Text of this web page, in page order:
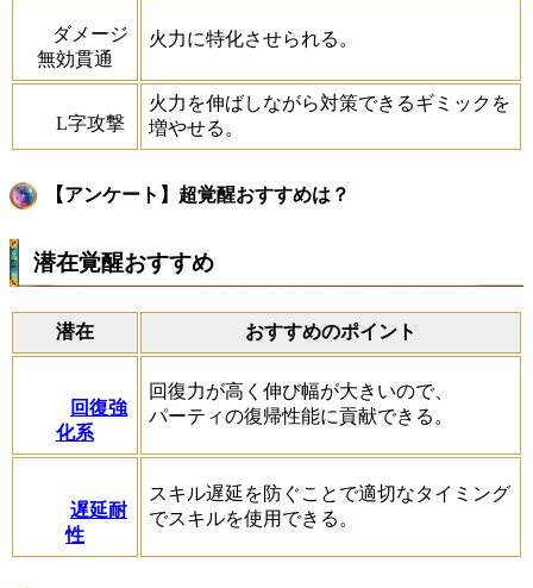
ダメージ
無効貫通
火力に特化させられる。
L字攻撃
火力を伸ばしながら対策できるギミックを
増やせる。
【アンケート】超覚醒おすすめは？
潜在覚醒おすすめ
潜在 おすすめのポイント
回復強
化系
回復力が高く伸び幅が大きいので、
パーティの復帰性能に貢献できる。
遅延耐
性
スキル遅延を防ぐことで適切なタイミング
でスキルを使用できる。